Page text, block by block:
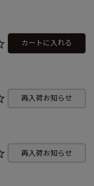
カートに入れる
再入荷お知らせ
再入荷お知らせ